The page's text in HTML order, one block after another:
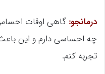
درمانجو: گاهی اوقات
چه احساسی دارم و این
تجربه کنم.